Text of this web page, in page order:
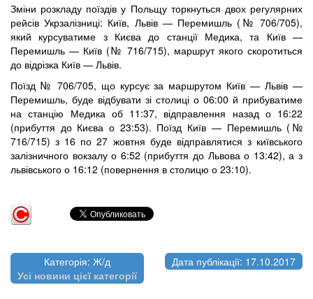
Зміни розкладу поїздів у Польщу торкнуться двох регулярних
рейсів Укрзалізниці: Київ, Львів — Перемишль (№ 706/705),
який курсуватиме з Києва до станції Медика, та Київ —
Перемишль — Київ (№ 716/715), маршрут якого скоротиться
до відрізка Київ — Львів.
Поїзд № 706/705, що курсує за маршрутом Київ — Львів —
Перемишль, буде відбувати зі столиці о 06:00 й прибуватиме
на станцію Медика об 11:37, відправлення назад о 16:22
(прибуття до Києва о 23:53). Поїзд Київ — Перемишль (№
716/715) з 16 по 27 жовтня буде відправлятися з київського
залізничного вокзалу о 6:52 (прибуття до Львова о 13:42), а з
львівського о 16:12 (повернення в столицю о 23:10).
Категорія: Ж/д
Усі новини цієї категорії
Дата публікації: 17.10.2017